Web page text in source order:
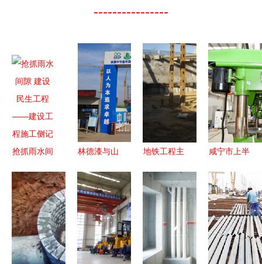
----------------
抢抓雨水间
生工程——
建设工程施
工侧记
林德漆与山
再次联手
河南平顶山
建设工程项
目扬帆起航
地铁工程主
解析
咸宁市上半
成绩揭晓
赤壁综合排
名第一，建
设工程施工
提速升级